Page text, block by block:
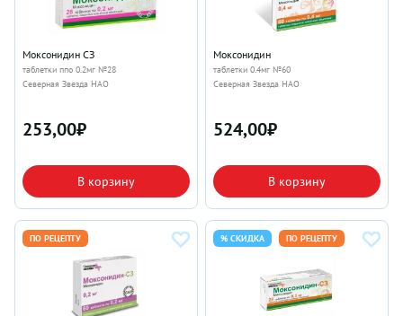
Моксонидин СЗ
таблетки ппо 0.2мг №28
Северная Звезда НАО
253,00₽
В корзину
Моксонидин
таблетки 0.4мг №60
Северная Звезда НАО
524,00₽
В корзину
ПО РЕЦЕПТУ % СКИДКА ПО РЕЦЕПТУ